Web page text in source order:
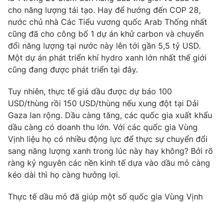
Liên hệ quảng cáo:024-7300.7108
® Cấm sao chép dưới mọi hình thức nếu không có sự chấp
thuận bằng văn bản. Ghi rõ nguồn VTV.vn khi phát hành lại
thông tin từ website này.
cho năng lượng tái tạo. Hay để hướng đến COP 28,
nước chủ nhà Các Tiểu vương quốc Arab Thống nhất
cũng đã cho công bố 1 dự án khử carbon và chuyển
đổi năng lượng tại nước này lên tới gần 5,5 tỷ USD.
Một dự án phát triển khí hydro xanh lớn nhất thế giới
cũng đang được phát triển tại đây.
Tuy nhiên, thực tế giá dầu được dự báo 100
USD/thùng rồi 150 USD/thùng nếu xung đột tại Dải
Gaza lan rộng. Dầu càng tăng, các quốc gia xuất khẩu
dầu càng có doanh thu lớn. Với các quốc gia Vùng
Vịnh liệu họ có nhiều động lực để thực sự chuyển đổi
sang năng lượng xanh trong lúc này hay không? Bởi rõ
ràng kỷ nguyên các nền kinh tế dựa vào dầu mỏ càng
kéo dài thì họ càng hưởng lợi.
Thực tế dầu mỏ đã giúp một số quốc gia Vùng Vịnh